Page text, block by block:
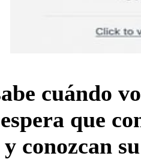
cuándo
que
conozcan